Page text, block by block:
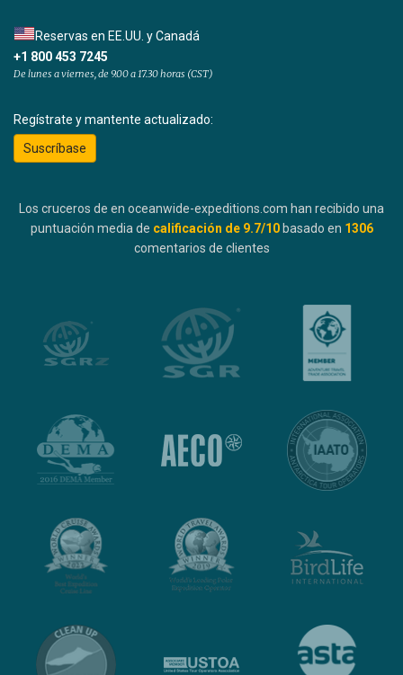
Reservas en EE.UU. y Canadá
+1 800 453 7245
De lunes a viernes, de 9.00 a 17.30 horas (CST)
Regístrate y mantente actualizado:
Suscríbase
Los cruceros de en oceanwide-expeditions.com han recibido una
puntuación media de calificación de 9.7/10 basado en 1306
comentarios de clientes